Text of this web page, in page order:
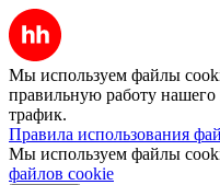
Мы используем файлы
правильную работу нашего
трафик.
Правила использования
Мы используем файлы
файлов cookie